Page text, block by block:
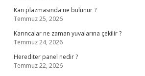
Kan plazmasında ne bulunur ?
Temmuz 25, 2026
Karıncalar ne zaman yuvalarına çekilir ?
Temmuz 24, 2026
Herediter panel nedir ?
Temmuz 22, 2026